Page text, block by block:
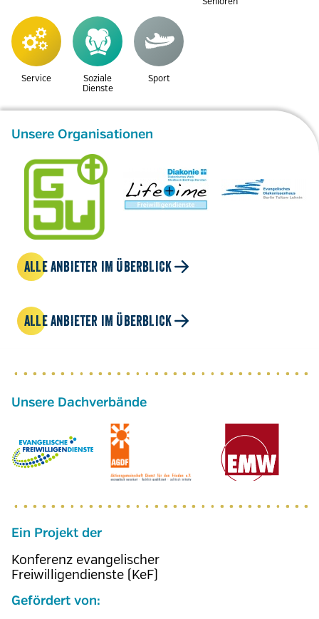
Service
Soziale
Dienste
Sport
Unsere Organisationen
ALLE ANBIETER IM ÜBERBLICK
ALLE ANBIETER IM ÜBERBLICK
Ein Projekt der
Konferenz evangelischer
Freiwilligendienste (KeF)
Gefördert von: